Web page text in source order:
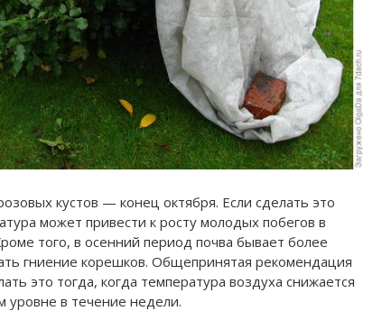
кустов — конец октября. Если сделать это
может привести к росту молодых побегов в
того, в осенний период почва бывает более
гниение корешков. Общепринятая рекомендация
это тогда, когда температура воздуха снижается
уровне в течение недели.